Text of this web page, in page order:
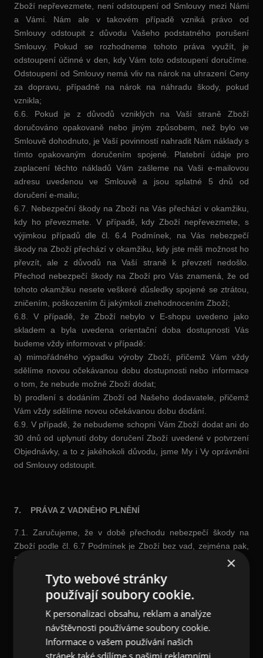
Zboží nepřevezmete, není odstoupení od Smlouvy mezi Námi
a Vámi. Nám ale v takovém případě vzniká právo od
Smlouvy odstoupit z důvodu Vašeho podstatného porušení
Smlouvy. Pokud se rozhodneme tohoto práva využít, je
odstoupení účinné v den, kdy Vám toto odstoupení doručíme.
Odstoupení od Smlouvy nemá vliv na nárok na uhrazení Ceny
za dopravu, případně na nárok na náhradu škody, pokud
vznikla;
6.6. Pokud je z důvodů vzniklých na Vaší straně Zboží
doručováno opakovaně nebo jiným způsobem, než bylo ve
Smlouvě dohodnuto, je Vaší povinností nahradit Nám náklady s
tímto opakovaným doručením spojené. Platební údaje pro
zaplacení těchto nákladů Vám zašleme na Vaši e-mailovou
adresu uvedenou ve Smlouvě a jsou splatné 5 dnů od
doručení e-mailu;
6.7. Nebezpeční škody na Zboží na Vás přechází v okamžiku,
kdy ho převezmete. V případě, kdy Zboží nepřevezmete, s
výjimkou případů dle čl. 6.4 Podmínek, na Vás nebezpečí
škody na Zboží přechází v okamžiku, kdy jste měli možnost ho
převzít, ale z důvodů na Vaší straně k převzetí nedošlo.
Přechod nebezpečí škody na Zboží pro Vás znamená, že od
tohoto okamžiku nesete veškeré důsledky spojené se ztrátou,
zničením, poškozením či jakýmkoli znehodnocením Zboží;
6.8. V případě, že Zboží nebylo v E-shopu uvedeno jako
skladem a byla uvedena orientační doba dostupnosti Vás
budeme vždy informovat v případě:
a) mimořádného výpadku výroby Zboží, přičemž Vám vždy
sdělíme novou očekávanou dobu dostupnosti nebo informace
o tom, že nebude možné Zboží dodat;
b) prodlení s dodáním Zboží od Našeho dodavatele, přičemž
Vám vždy sdělíme novou očekávanou dobu dodání.
6.9. V případě, že nebudeme schopni Vám Zboží dodat ani do
30 dnů od uplynutí doby doručení Zboží uvedené v potvrzení
Objednávky, a to z jakéhokoli důvodu, jsme My i Vy oprávněni
od Smlouvy odstoupit.
7. PRÁVA Z VADNÉHO PLNĚNÍ
7.1. Zaručujeme, že v době přechodu nebezpečí škody na
Zboží podle čl. 6.7 Podmínek je Zboží bez vad, zejména pak,
že:
a) má vlastnosti, které jsme si s Vámi dohodli, a pokud nebyly
výslovně dohodnuty, pak takové, které jsme u popisu Zboží
uvedli, případně takové, které lze s ohledem na povahu
Zboží očekávat;
b) je vhodné pro účely, které jsme uvedli nebo pro účely, které
jsou pro Zboží tohoto typu obvyklé;
c) odpovídá jakosti nebo provedení dohodnutého vzorku,
×
Tyto webové stránky
používají soubory cookie.
K personalizaci obsahu, reklam a analýze
návštěvnosti používáme soubory cookie.
Informace o vašem používání našich
stránek také sdílíme s našimi reklamními